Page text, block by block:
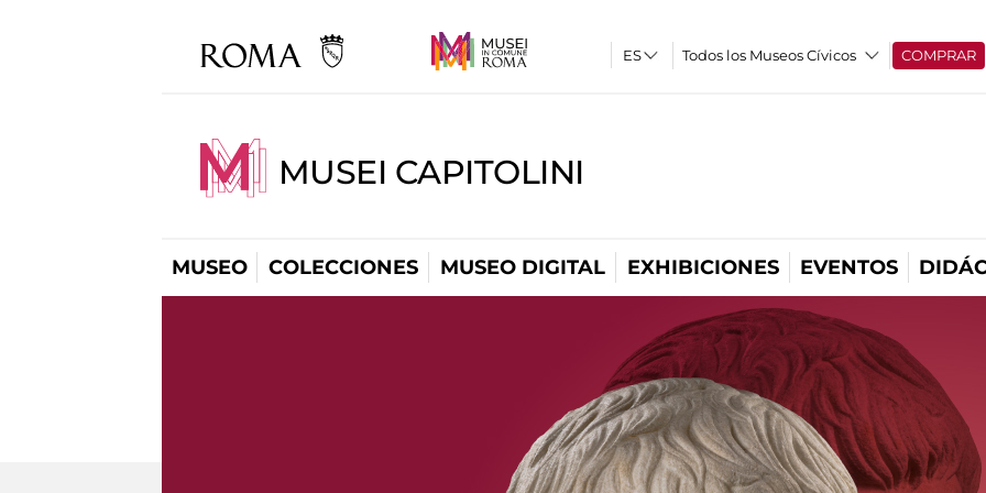
Todos los Museos Cívicos COMPRAR
MUSEI CAPITOLINI
MUSEO COLECCIONES MUSEO DIGITAL EXHIBICIONES EVENTOS